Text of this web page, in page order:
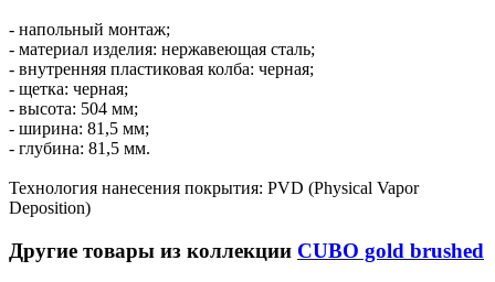
- напольный монтаж;
- материал изделия: нержавеющая сталь;
- внутренняя пластиковая колба: черная;
- щетка: черная;
- высота: 504 мм;
- ширина: 81,5 мм;
- глубина: 81,5 мм.
Технология нанесения покрытия: PVD (Physical Vapor
Deposition)
Другие товары из коллекции CUBO gold brushed